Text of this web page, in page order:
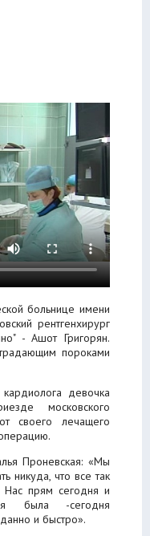
больнице имени
рентгенхирург
- Ашот Григорян.
пороками
девочка
московского
своего лечащего
Проневская: «Мы
никуда, что все так
Нас прям сегодня и
была -сегодня
и быстро».